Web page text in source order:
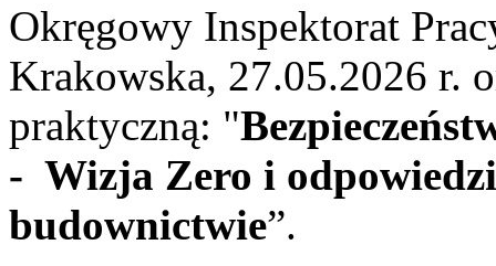
Okręgowy Inspektorat
Krakowska, 27.05.2026 r.
praktyczną: "
- Wizja Zero i
budownictwie”.